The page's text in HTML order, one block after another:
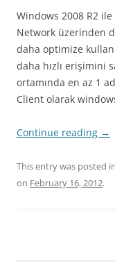
Windows 2008 R2
Network üzerinden
daha optimize
daha hızlı erişimini
ortamında en az 1
Client olarak
Continue reading →
This entry was posted in
on February 16, 2012.